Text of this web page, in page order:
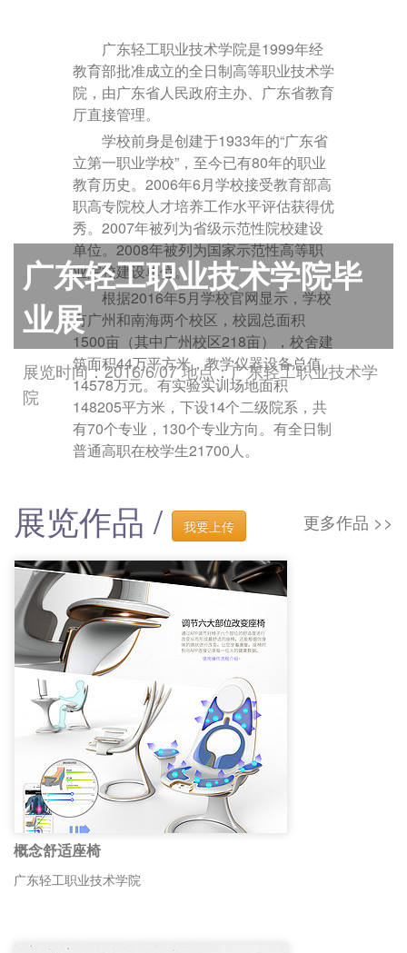
广东轻工职业技术学院毕
业展
展览时间：2016/6/07 地点：广东轻工职业技术学
院
广东轻工职业技术学院是1999年经
教育部批准成立的全日制高等职业技术学
院，由广东省人民政府主办、 广东省教育
厅直接管理。
学校前身是创建于1933年的“广东省
立第一职业学校”，至今已有80年的职业
教育历史。2006年6月学校接受教育部高
职高专院校人才培养工作水平评估获得优
秀。2007年被列为省级示范性院校建设
单位。2008年被列为国家示范性高等职
业院校建设单位。
根据2016年5月学校官网显示，学校
有广州和南海两个校区，校园总面积
1500亩（其中广州校区218亩），校舍建
筑面积44万平方米，教学仪器设备总值
14578万元。有实验实训场地面积
148205平方米，下设14个二级院系，共
有70个专业，130个专业方向。有全日制
普通高职在校学生21700人。
展览作品 / 我要上传 更多作品 >>
概念舒适座椅
广东轻工职业技术学院